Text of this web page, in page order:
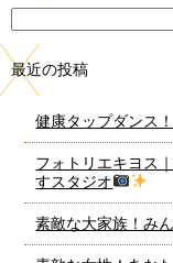
最近の投稿
健康タップダンス！
フォトリエキヨス
すスタジオ
素敵な大家族！み